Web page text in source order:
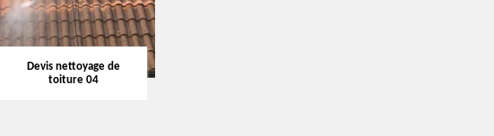
Devis nettoyage de
toiture 04